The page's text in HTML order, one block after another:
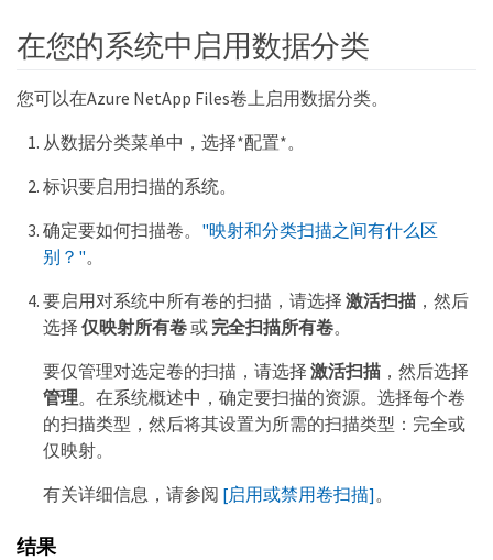
在您的系统中启用数据分类
您可以在Azure NetApp Files卷上启用数据分类。
从数据分类菜单中，选择*配置*。
标识要启用扫描的系统。
确定要如何扫描卷。 "映射和分类扫描之间有什么区
别？"。
要启用对系统中所有卷的扫描，请选择 激活扫描，然后
选择 仅映射所有卷或 完全扫描所有卷。
要仅管理对选定卷的扫描，请选择 激活扫描，然后选择
管理。在系统概述中，确定要扫描的资源。选择每个卷
的扫描类型，然后将其设置为所需的扫描类型：完全或
仅映射。
有关详细信息，请参阅 [启用或禁用卷扫描]。
结果